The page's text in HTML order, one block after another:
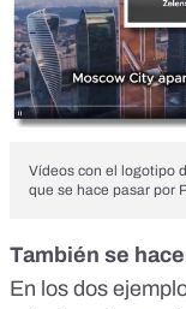
Vídeos con el logotipo
que se hace pasar por
También se
En los dos